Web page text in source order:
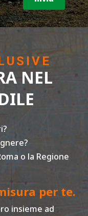
NEL
o la Regione
per te.
insieme ad